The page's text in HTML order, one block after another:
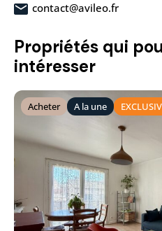
contact@avileo.fr
Propriétés qui
intéresser
Acheter A la une